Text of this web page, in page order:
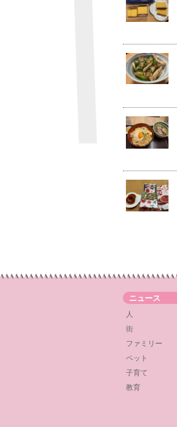
ニュース
人
街
ファミリー
ペット
子育て
教育